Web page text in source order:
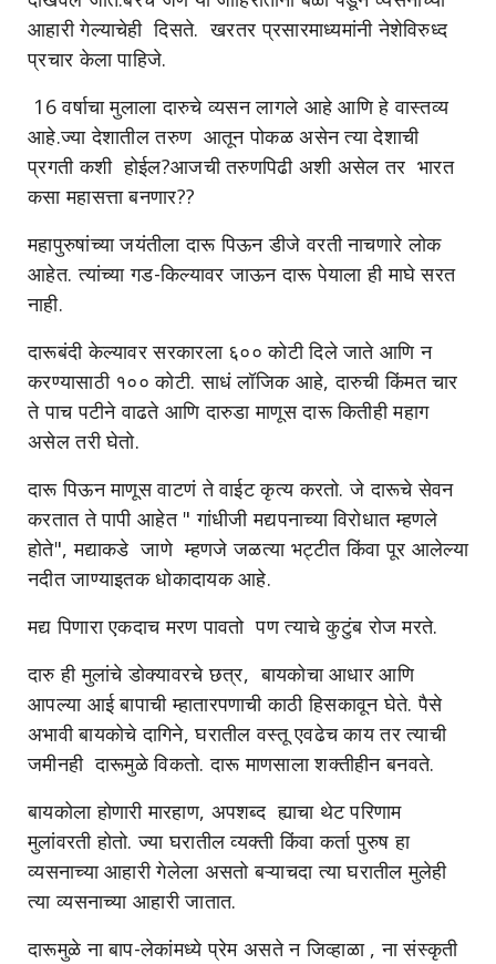
आहारी गेल्याचेही दिसते. खरतर प्रसारमाध्यमांनी नेशेविरुध्द
प्रचार केला पाहिजे.
16 वर्षाचा मुलाला दारुचे व्यसन लागले आहे आणि हे वास्तव्य
आहे.ज्या देशातील तरुण आतून पोकळ असेन त्या देशाची
प्रगती कशी होईल?आजची तरुणपिढी अशी असेल तर भारत
कसा महासत्ता बनणार??
महापुरुषांच्या जयंतीला दारू पिऊन डीजे वरती नाचणारे लोक
आहेत. त्यांच्या गड-किल्यावर जाऊन दारू पेयाला ही माघे सरत
नाही.
दारूबंदी केल्यावर सरकारला ६०० कोटी दिले जाते आणि न
करण्यासाठी १०० कोटी. साधं लॉजिक आहे, दारुची किंमत चार
ते पाच पटीने वाढते आणि दारुडा माणूस दारू कितीही महाग
असेल तरी घेतो.
दारू पिऊन माणूस वाटणं ते वाईट कृत्य करतो. जे दारूचे सेवन
करतात ते पापी आहेत " गांधीजी मद्यपनाच्या विरोधात म्हणले
होते", मद्याकडे जाणे म्हणजे जळत्या भट्टीत किंवा पूर आलेल्या
नदीत जाण्याइतक धोकादायक आहे.
मद्य पिणारा एकदाच मरण पावतो पण त्याचे कुटुंब रोज मरते.
दारु ही मुलांचे डोक्यावरचे छत्र, बायकोचा आधार आणि
आपल्या आई बापाची म्हातारपणाची काठी हिसकावून घेते. पैसे
अभावी बायकोचे दागिने, घरातील वस्तू एवढेच काय तर त्याची
जमीनही दारूमुळे विकतो. दारू माणसाला शक्तीहीन बनवते.
बायकोला होणारी मारहाण, अपशब्द ह्याचा थेट परिणाम
मुलांवरती होतो. ज्या घरातील व्यक्ती किंवा कर्ता पुरुष हा
व्यसनाच्या आहारी गेलेला असतो बऱ्याचदा त्या घरातील मुलेही
त्या व्यसनाच्या आहारी जातात.
दारूमुळे ना बाप-लेकांमध्ये प्रेम असते न जिव्हाळा , ना संस्कृती